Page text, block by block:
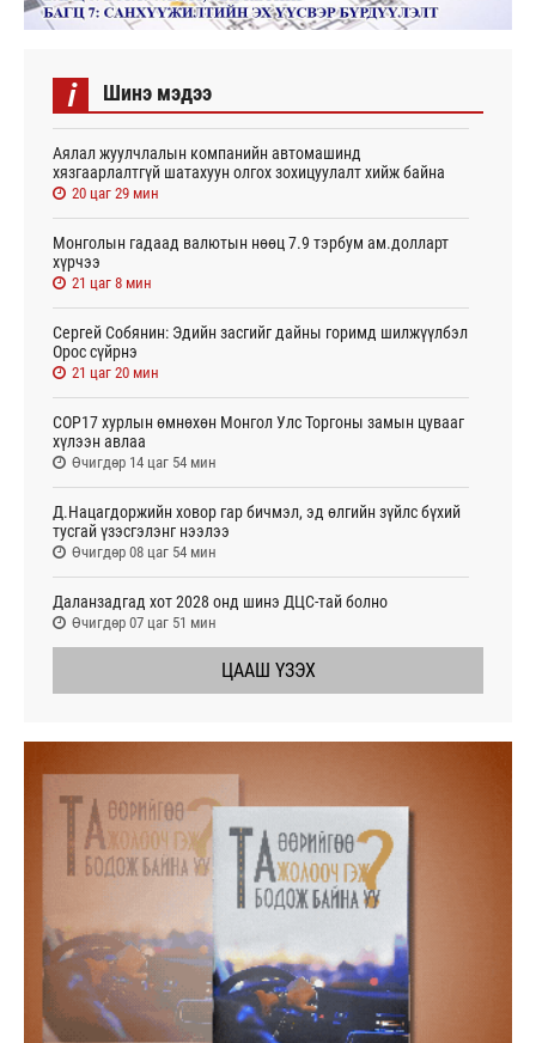
i Шинэ мэдээ
Аялал жуулчлалын компанийн автомашинд
хязгаарлалтгүй шатахуун олгох зохицуулалт хийж байна
20 цаг 29 мин
Монголын гадаад валютын нөөц 7.9 тэрбум ам.долларт
хүрчээ
21 цаг 8 мин
Сергей Собянин: Эдийн засгийг дайны горимд шилжүүлбэл
Орос сүйрнэ
21 цаг 20 мин
COP17 хурлын өмнөхөн Монгол Улс Торгоны замын цувааг
хүлээн авлаа
Өчигдөр 14 цаг 54 мин
Д.Нацагдоржийн ховор гар бичмэл, эд өлгийн зүйлс бүхий
тусгай үзэсгэлэнг нээлээ
Өчигдөр 08 цаг 54 мин
Даланзадгад хот 2028 онд шинэ ДЦС-тай болно
Өчигдөр 07 цаг 51 мин
ЦААШ ҮЗЭХ